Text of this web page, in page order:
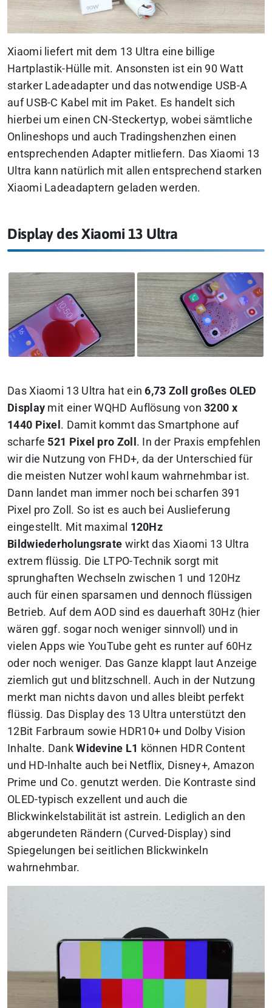
Xiaomi liefert mit dem 13 Ultra eine billige
Hartplastik-Hülle mit. Ansonsten ist ein 90 Watt
starker Ladeadapter und das notwendige USB-A
auf USB-C Kabel mit im Paket. Es handelt sich
hierbei um einen CN-Steckertyp, wobei sämtliche
Onlineshops und auch Tradingshenzhen einen
entsprechenden Adapter mitliefern. Das Xiaomi 13
Ultra kann natürlich mit allen entsprechend starken
Xiaomi Ladeadaptern geladen werden.
Display des Xiaomi 13 Ultra
Das Xiaomi 13 Ultra hat ein6,73 Zoll großes OLED
Display mit einer WQHD Auflösung von3200 x
1440 Pixel . Damit kommt das Smartphone auf
scharfe 521 Pixel pro Zoll . In der Praxis empfehlen
wir die Nutzung von FHD+, da der Unterschied für
die meisten Nutzer wohl kaum wahrnehmbar ist.
Dann landet man immer noch bei scharfen 391
Pixel pro Zoll. So ist es auch bei Auslieferung
eingestellt. Mit maximal 120Hz
Bildwiederholungsrate wirkt das Xiaomi 13 Ultra
extrem flüssig. Die LTPO-Technik sorgt mit
sprunghaften Wechseln zwischen 1 und 120Hz
auch für einen sparsamen und dennoch flüssigen
Betrieb. Auf dem AOD sind es dauerhaft 30Hz (hier
wären ggf. sogar noch weniger sinnvoll) und in
vielen Apps wie YouTube geht es runter auf 60Hz
oder noch weniger. Das Ganze klappt laut Anzeige
ziemlich gut und blitzschnell. Auch in der Nutzung
merkt man nichts davon und alles bleibt perfekt
flüssig. Das Display des 13 Ultra unterstützt den
12Bit Farbraum sowie HDR10+ und Dolby Vision
Inhalte. DankWidevine L1 können HDR Content
und HD-Inhalte auch bei Netflix, Disney+, Amazon
Prime und Co. genutzt werden. Die Kontraste sind
OLED-typisch exzellent und auch die
Blickwinkelstabilität ist astrein. Lediglich an den
abgerundeten Rändern (Curved-Display) sind
Spiegelungen bei seitlichen Blickwinkeln
wahrnehmbar.